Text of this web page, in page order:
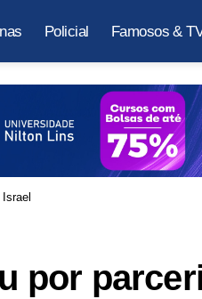
Policial Famosos &
por